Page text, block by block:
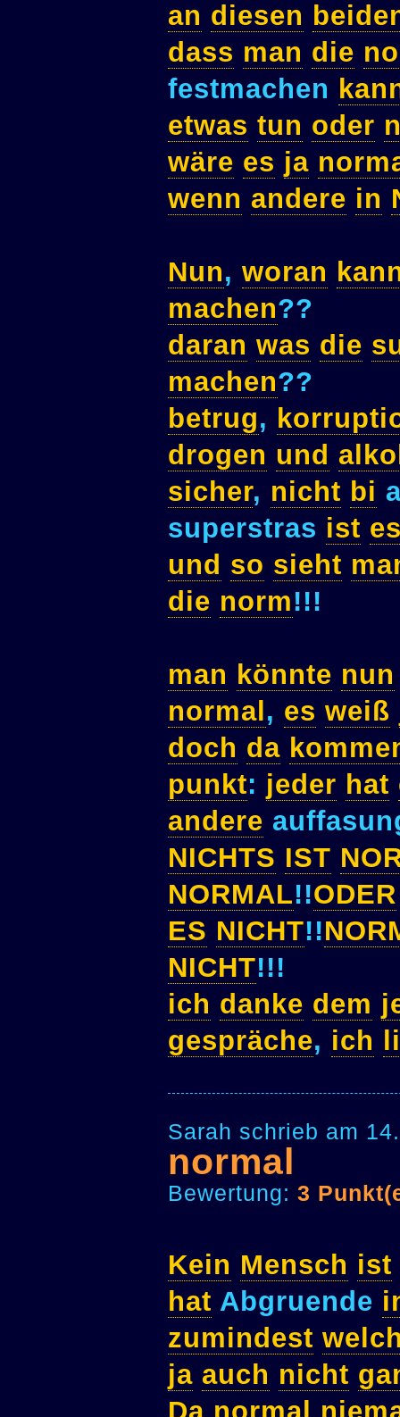
an diesen
dass man die
festmachen
etwas tun oder
wäre es ja
wenn andere in
Nun, woran
machen??
daran was die
machen??
betrug,
drogen und
sicher, nicht bi
superstras ist
und so sieht
die norm!!!
man könnte nun
normal , es weiß
doch da
punkt: jeder hat
andere
NICHTS IST
NORMAL!!ODER
ES NICHT!!
NICHT!!!
ich danke dem
gespräche, ich
Sarah schrieb am
normal
Bewertung: 3
Kein Mensch ist
hat Abgruende
zumindest
ja auch nicht